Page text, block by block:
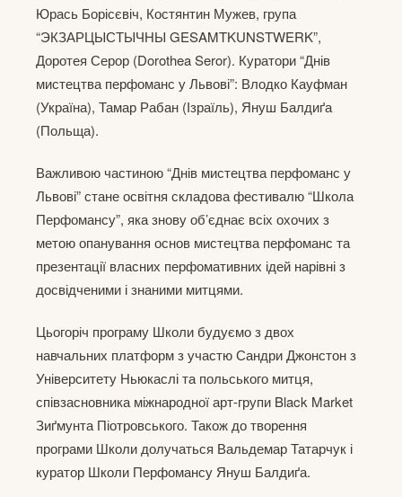
Юрась Борісєвіч, Костянтин Мужев, група
“ЭКЗАРЦЫСТЫЧНЫ GESAMTKUNSTWERK”,
Доротея Серор (Dorothea Seror). Куратори “Днів
мистецтва перфоманс у Львові”: Влодко Кауфман
(Україна), Тамар Рабан (Ізраїль), Януш Балдиґа
(Польща).
Важливою частиною “Днів мистецтва перфоманс у
Львові” стане освітня складова фестивалю “Школа
Перфомансу”, яка знову об’єднає всіх охочих з
метою опанування основ мистецтва перфоманс та
презентації власних перфомативних ідей нарівні з
досвідченими і знаними митцями.
Цьогоріч програму Школи будуємо з двох
навчальних платформ з участю Сандри Джонстон з
Університету Ньюкаслі та польського митця,
співзасновника міжнародної арт-групи Black Market
Зиґмунта Піотровського. Також до творення
програми Школи долучаться Вальдемар Татарчук і
куратор Школи Перфомансу Януш Балдиґа.